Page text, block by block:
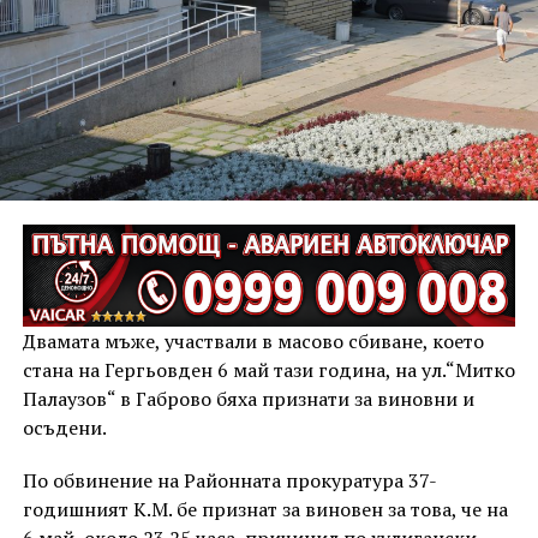
Двамата мъже, участвали в масово сбиване, което
стана на Гергьовден 6 май тази година, на ул.“Митко
Палаузов“ в Габрово бяха признати за виновни и
осъдени.
По обвинение на Районната прокуратура 37-
годишният К.М. бе признат за виновен за това, че на